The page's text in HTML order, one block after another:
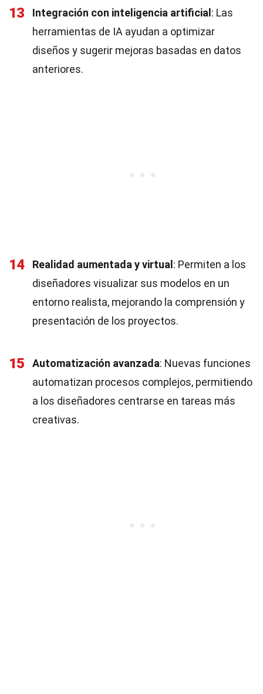
13 Integración con inteligencia artificial : Las
herramientas de IA ayudan a optimizar
diseños y sugerir mejoras basadas en datos
anteriores.
14 Realidad aumentada y virtual : Permiten a los
diseñadores visualizar sus modelos en un
entorno realista, mejorando la comprensión y
presentación de los proyectos.
15 Automatización avanzada: Nuevas funciones
automatizan procesos complejos, permitiendo
a los diseñadores centrarse en tareas más
creativas.